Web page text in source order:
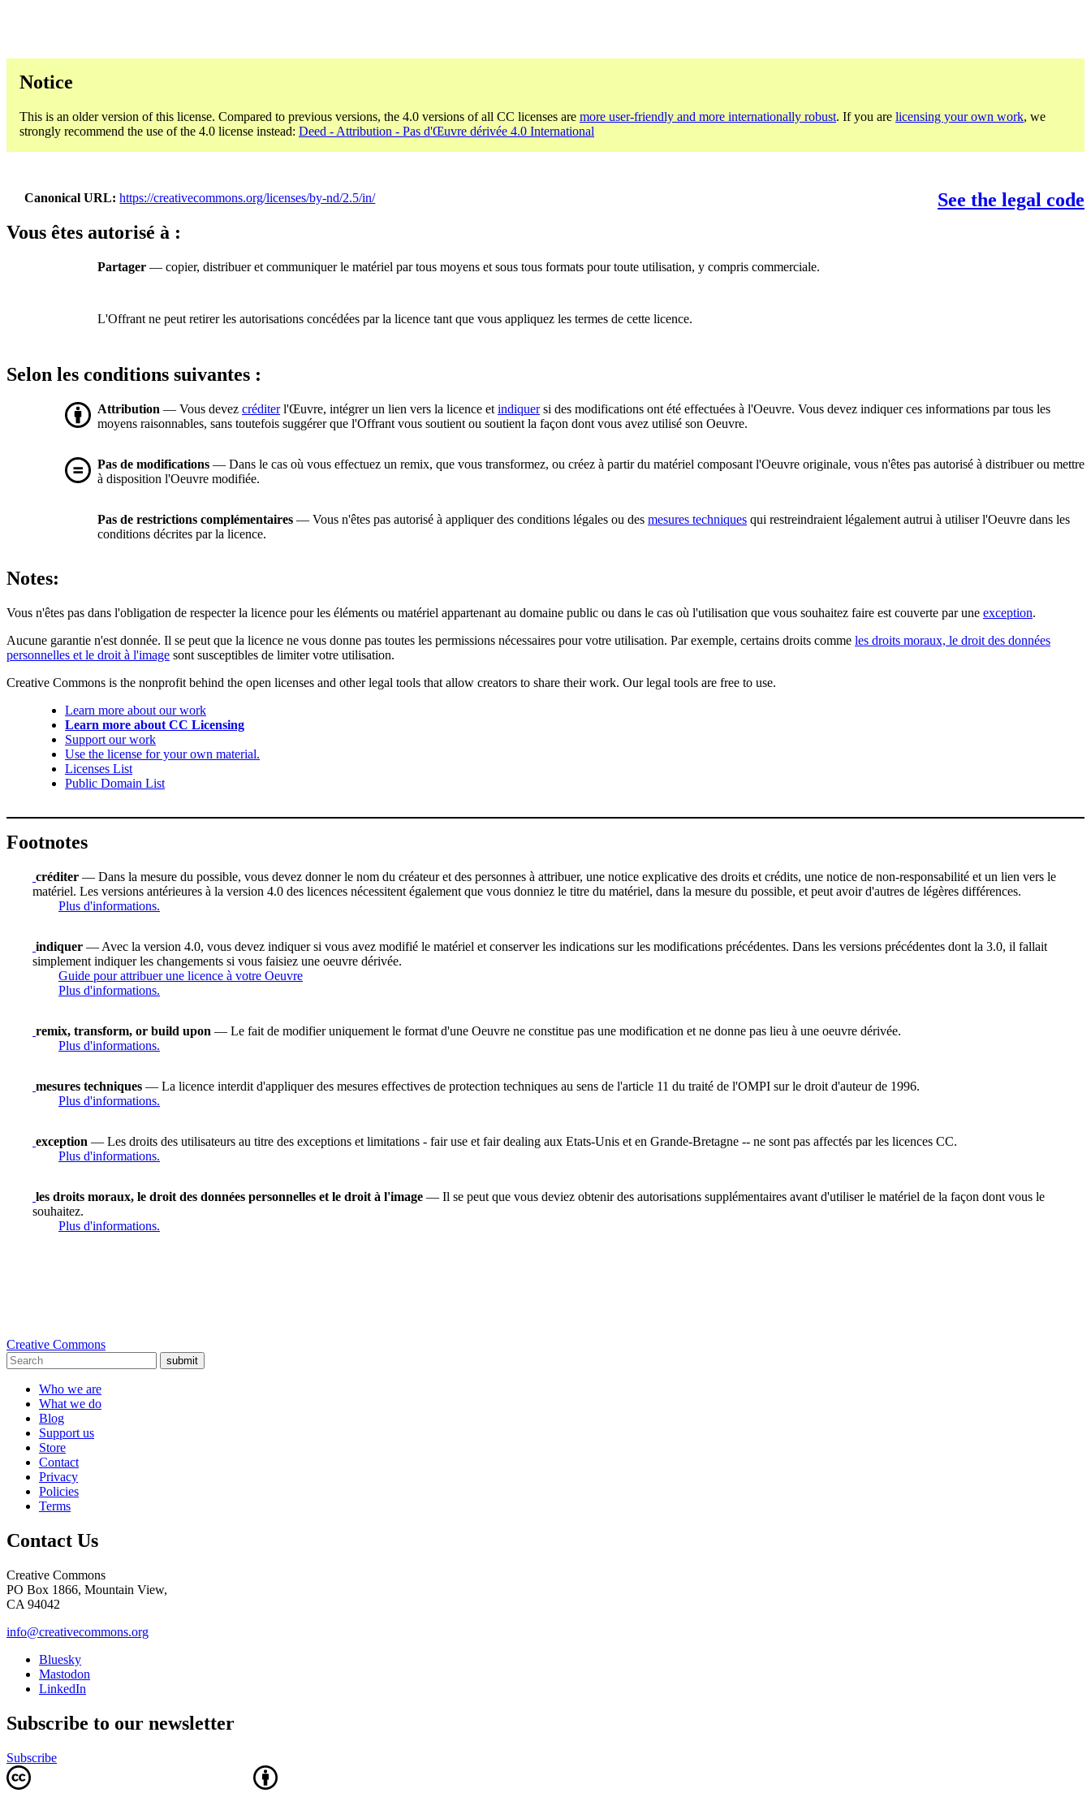
Notice
This is an older version of this license. Compared to previous versions, the 4.0 versions of all CC licenses are more user-friendly and more internationally robust. If you are licensing your own work, we
strongly recommend the use of the 4.0 license instead: Deed - Attribution - Pas d'Œuvre dérivée 4.0 International
Canonical URL https://creativecommons.org/licenses/by-nd/2.5/in/
See the legal code
Vous êtes autorisé à :
Partager — copier, distribuer et communiquer le matériel par tous moyens et sous tous formats pour toute utilisation, y compris commerciale.
L'Offrant ne peut retirer les autorisations concédées par la licence tant que vous appliquez les termes de cette licence.
Selon les conditions suivantes :
Attribution — Vous devez créditerl'Œuvre, intégrer un lien vers la licence et indiquersi des modifications ont été effectuées à l'Oeuvre. Vous devez indiquer ces informations par tous les
moyens raisonnables, sans toutefois suggérer que l'Offrant vous soutient ou soutient la façon dont vous avez utilisé son Oeuvre.
Pas de modifications — Dans le cas où vous effectuez un remix, que vous transformez, ou créez à partir du matériel composant l'Oeuvre originale, vous n'êtes pas autorisé à distribuer ou mettre
à disposition l'Oeuvre modifiée.
Pas de restrictions complémentaires — Vous n'êtes pas autorisé à appliquer des conditions légales ou des mesures techniques qui restreindraient légalement autrui à utiliser l'Oeuvre dans les
conditions décrites par la licence.
Notes:
Vous n'êtes pas dans l'obligation de respecter la licence pour les éléments ou matériel appartenant au domaine public ou dans le cas où l'utilisation que vous souhaitez faire est couverte par une exception.
Aucune garantie n'est donnée. Il se peut que la licence ne vous donne pas toutes les permissions nécessaires pour votre utilisation. Par exemple, certains droits comme les droits moraux, le droit des données
personnelles et le droit à l'image sont susceptibles de limiter votre utilisation.
Creative Commons is the nonprofit behind the open licenses and other legal tools that allow creators to share their work. Our legal tools are free to use.
Learn more about our work
Learn more about CC Licensing
Support our work
Use the license for your own material.
Licenses List
Public Domain List
Footnotes
créditer — Dans la mesure du possible, vous devez donner le nom du créateur et des personnes à attribuer, une notice explicative des droits et crédits, une notice de non-responsabilité et un lien vers le
matériel. Les versions antérieures à la version 4.0 des licences nécessitent également que vous donniez le titre du matériel, dans la mesure du possible, et peut avoir d'autres de légères différences.
Plus d'informations.
indiquer — Avec la version 4.0, vous devez indiquer si vous avez modifié le matériel et conserver les indications sur les modifications précédentes. Dans les versions précédentes dont la 3.0, il fallait
simplement indiquer les changements si vous faisiez une oeuvre dérivée.
Guide pour attribuer une licence à votre Oeuvre
Plus d'informations.
remix, transform, or build upon — Le fait de modifier uniquement le format d'une Oeuvre ne constitue pas une modification et ne donne pas lieu à une oeuvre dérivée.
Plus d'informations.
mesures techniques — La licence interdit d'appliquer des mesures effectives de protection techniques au sens de l'article 11 du traité de l'OMPI sur le droit d'auteur de 1996.
Plus d'informations.
exception — Les droits des utilisateurs au titre des exceptions et limitations - fair use et fair dealing aux Etats-Unis et en Grande-Bretagne -- ne sont pas affectés par les licences CC.
Plus d'informations.
les droits moraux, le droit des données personnelles et le droit à l'image — Il se peut que vous deviez obtenir des autorisations supplémentaires avant d'utiliser le matériel de la façon dont vous le
souhaitez.
Plus d'informations.
Creative Commons
submit
Who we are
What we do
Blog
Support us
Store
Contact
Privacy
Policies
Terms
Contact Us
Creative Commons
PO Box 1866, Mountain View,
CA 94042
info@creativecommons.org
Bluesky
Mastodon
LinkedIn
Subscribe to our newsletter
Subscribe